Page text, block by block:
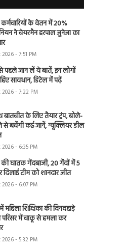
के वेतन में 20%
ने चेयरमैन हरपाल जुनेजा का
- 7:51 PM
पहले जान लें ये बातें, इन लोगों
सावधान, डिटेल में पढ़ें
- 7:22 PM
बातचीत के लिए तैयार ट्रंप, बोले-
से बचेंगी कई जानें, न्यूक्लियर डील
- 6:35 PM
की घातक गेंदबाजी, 20 गेंदों में 5
टीम को शानदार जीत
- 6:07 PM
महिला शिक्षिका की दिनदहाड़े
में चाकू से हमला कर
- 5:32 PM